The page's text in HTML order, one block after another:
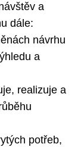
a
dále:
návrhu
a
realizuje a
potřeb,